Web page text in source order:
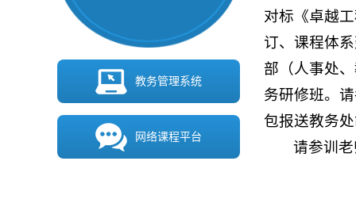
教务管理系统
网络课程平台
对标《卓越
订、课程体
部（人事处
务研修班。
包报送教务
请参训